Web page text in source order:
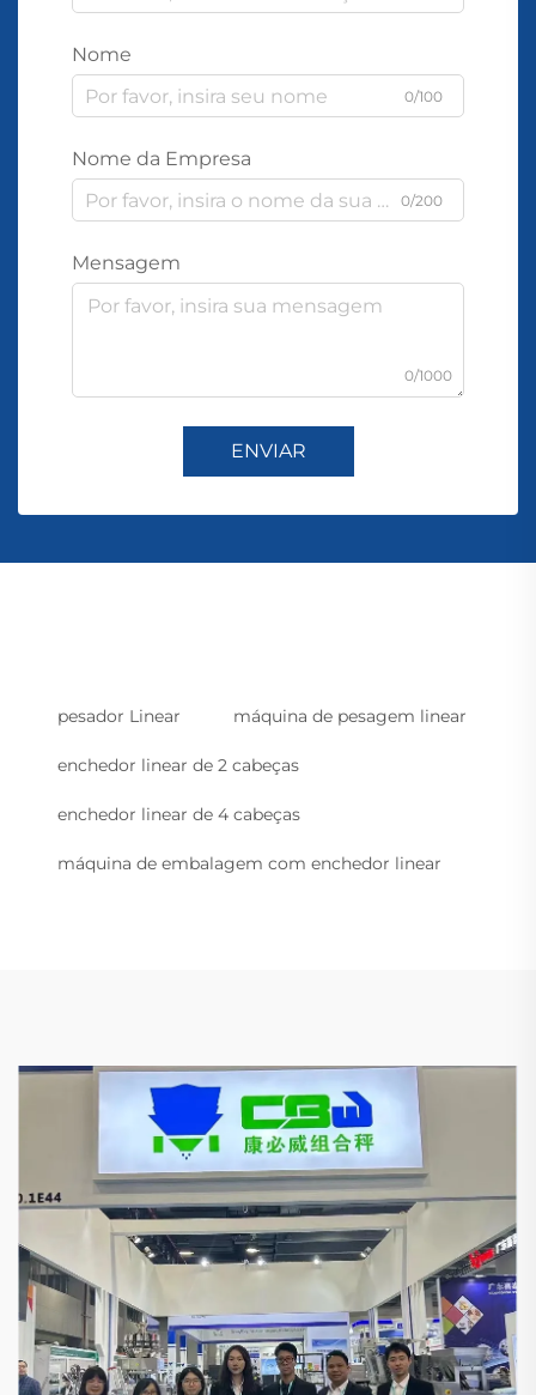
Nome
0/100
Nome da Empresa
0/200
Mensagem
0/1000
ENVIAR
pesador Linear máquina de pesagem linear
enchedor linear de 2 cabeças
enchedor linear de 4 cabeças
máquina de embalagem com enchedor linear